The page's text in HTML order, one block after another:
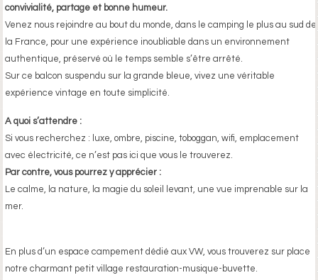
convivialité, partage et bonne humeur.
Venez nous rejoindre au bout du monde, dans le camping le plus au sud de
la France, pour une expérience inoubliable dans un environnement
authentique, préservé où le temps semble s’être arrêté.
Sur ce balcon suspendu sur la grande bleue, vivez une véritable
expérience vintage en toute simplicité.
A quoi s’attendre :
Si vous recherchez : luxe, ombre, piscine, toboggan, wifi, emplacement
avec électricité, ce n’est pas ici que vous le trouverez.
Par contre, vous pourrez y apprécier :
Le calme, la nature, la magie du soleil levant, une vue imprenable sur la
mer.
En plus d’un espace campement dédié aux VW, vous trouverez sur place
notre charmant petit village restauration-musique-buvette.